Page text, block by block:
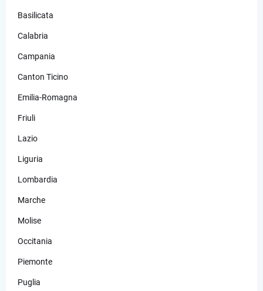
Basilicata
Calabria
Campania
Canton Ticino
Emilia-Romagna
Friuli
Lazio
Liguria
Lombardia
Marche
Molise
Occitania
Piemonte
Puglia